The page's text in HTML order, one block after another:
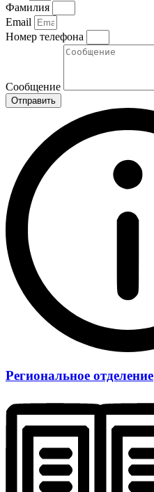
Фамилия
Email
Номер телефона
Сообщение
Отправить
Региональное отделение